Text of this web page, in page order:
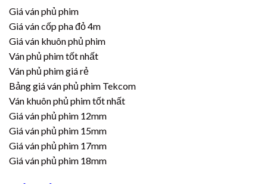
Giá ván phủ phim
Giá ván cốp pha đỏ 4m
Giá ván khuôn phủ phim
Ván phủ phim tốt nhất
Ván phủ phim giá rẻ
Bảng giá ván phủ phim Tekcom
Ván khuôn phủ phim tốt nhất
Giá ván phủ phim 12mm
Giá ván phủ phim 15mm
Giá ván phủ phim 17mm
Giá ván phủ phim 18mm